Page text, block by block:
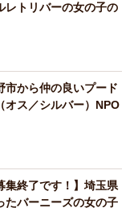
レトリバーの女の子の
市から仲の良いプード
オス／シルバー）NPO
集終了です！】埼玉県
たバーニーズの女の子